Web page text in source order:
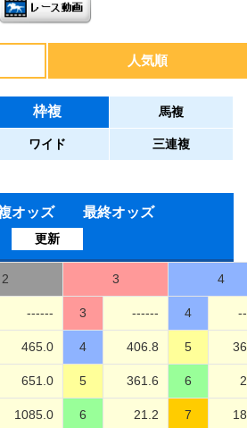
人気順
枠複 馬複
ワイド 三連複
オッズ 最終オッズ
更新
2 3 4
------ 3 ------ 4
465.0 4 406.8 5
651.0 5 361.6 6
1085.0 6 21.2 7